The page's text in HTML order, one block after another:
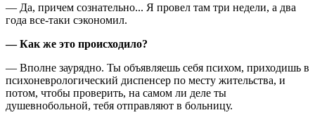
— Да, причем сознательно... Я провел там три недели, а два
года все-таки сэкономил.
— Как же это происходило?
— Вполне заурядно. Ты объявляешь себя психом, приходишь в
психоневрологический диспенсер по месту жительства, и
потом, чтобы проверить, на самом ли деле ты
душевнобольной, тебя отправляют в больницу.